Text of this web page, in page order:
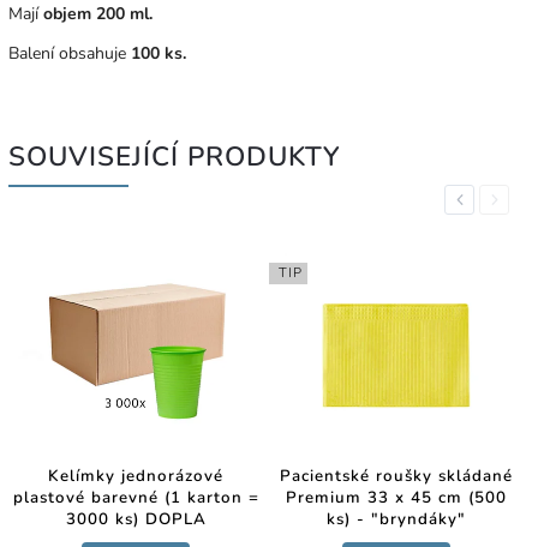
Mají objem 200 ml.
Balení obsahuje 100 ks.
SOUVISEJÍCÍ PRODUKTY
Previous
Kelímky jednorázové
plastové barevné (1 karton =
3000 ks) DOPLA
TIP
Pacientské roušky skládané
Premium 33 x 45 cm (500
ks) - "bryndáky"
Next